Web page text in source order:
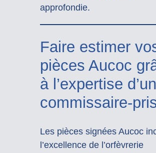
approfondie.
Faire estimer
pièces Aucoc
à l’expertise d’un
commissaire-
Les pièces signées Aucoc
l’excellence de l’orfèvrerie